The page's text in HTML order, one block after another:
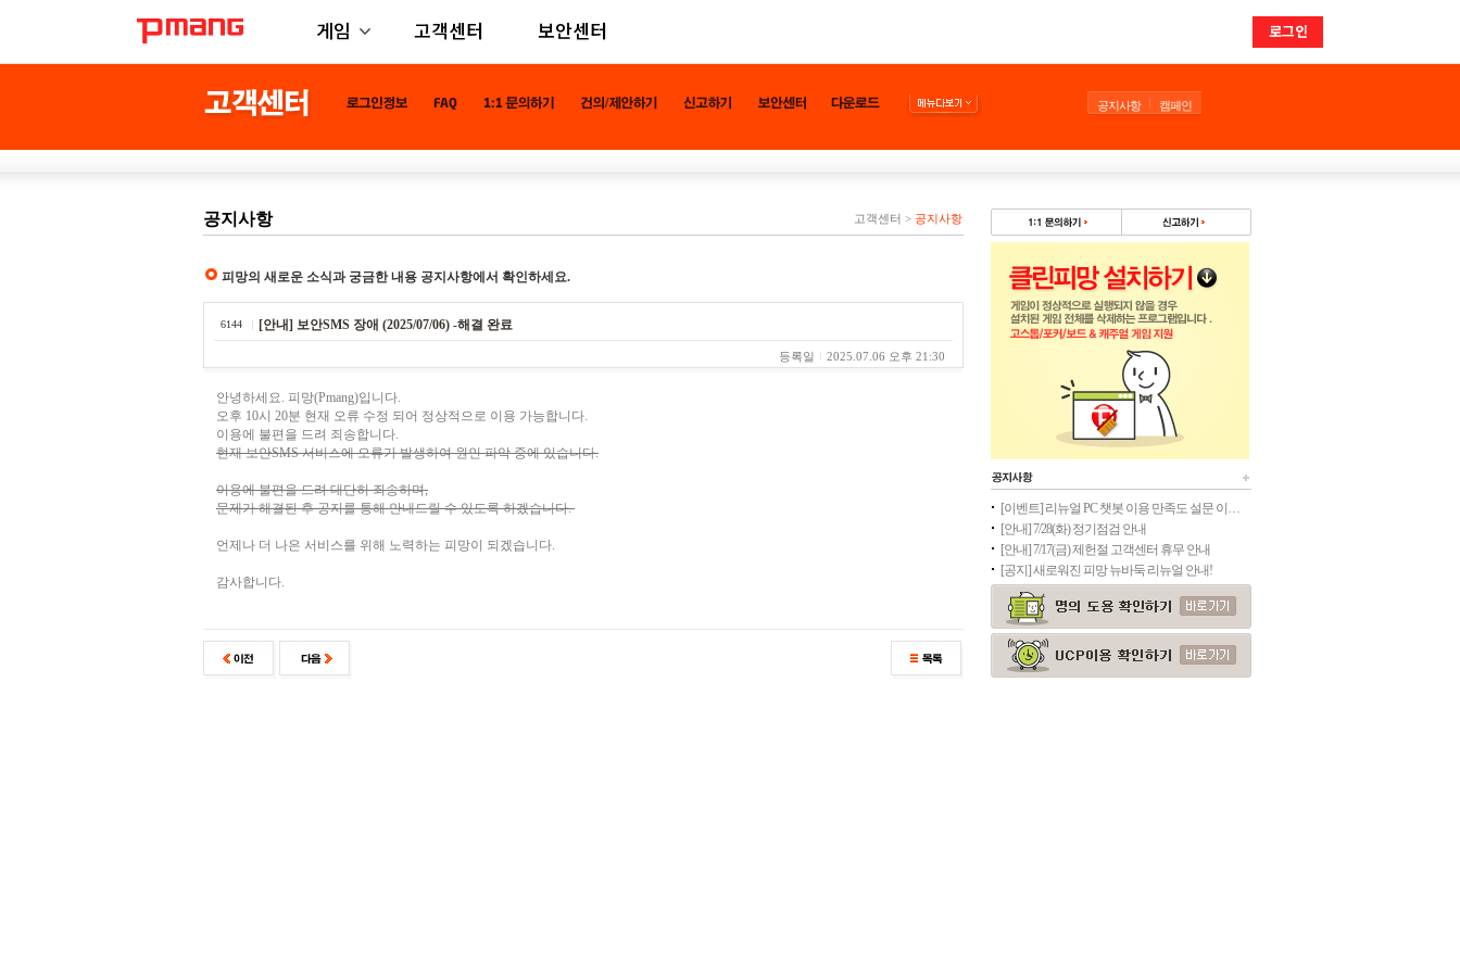
게임 고객센터 보안센터 로그인
공지사항 캠페인
공지사항 고객센터 > 공지사항
피망의 새로운 소식과 궁금한 내용 공지사항에서 확인하세요.
6144 [안내] 보안SMS 장애 (2025/07/06) -해결 완료
등록일 2025.07.06 오후 21:30
안녕하세요. 피망(Pmang)입니다.
오후 10시 20분 현재 오류 수정 되어 정상적으로 이용 가능합니다.
이용에 불편을 드려 죄송합니다.
현재 보안SMS 서비스에 오류가 발생하여 원인 파악 중에 있습니다.
이용에 불편을 드려 대단히 죄송하며,
문제가 해결된 후 공지를 통해 안내드릴 수 있도록 하겠습니다.
언제나 더 나은 서비스를 위해 노력하는 피망이 되겠습니다.
감사합니다.
[이벤트] 리뉴얼 PC 챗봇 이용 만족도 설문 이벤트
[안내] 7/28(화) 정기점검 안내
[안내] 7/17(금) 제헌절 고객센터 휴무 안내
[공지] 새로워진 피망 뉴바둑 리뉴얼 안내!